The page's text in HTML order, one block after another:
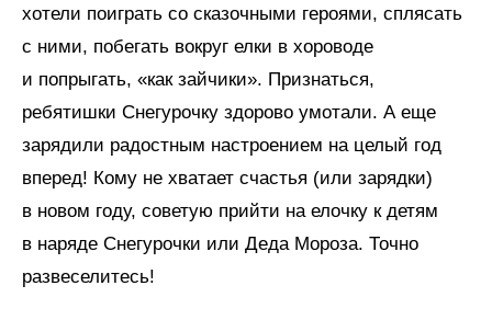
хотели поиграть со сказочными героями, сплясать
с ними, побегать вокруг елки в хороводе
и попрыгать, «как зайчики». Признаться,
ребятишки Снегурочку здорово умотали. А еще
зарядили радостным настроением на целый год
вперед! Кому не хватает счастья (или зарядки)
в новом году, советую прийти на елочку к детям
в наряде Снегурочки или Деда Мороза. Точно
развеселитесь!